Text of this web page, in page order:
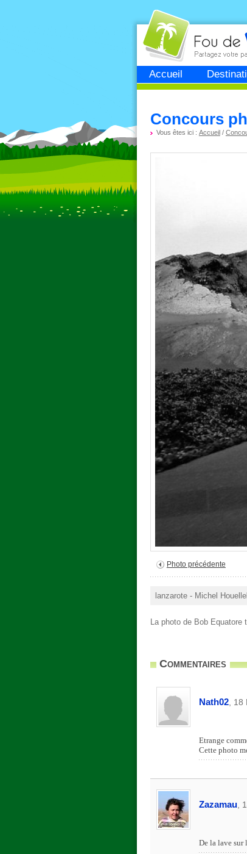
Accueil
Fou devoyage
Concours
Vous êtes ici : Accueil/
Photo précédente
lanzarote - Michel
La photo de Bob Equatore
Commentaires
Nath02, 18
Etrange
Cette photo
Zazamau,
De la lave sur